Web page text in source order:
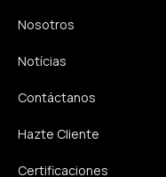
Nosotros
Notícias
Contáctanos
Hazte Cliente
Certificaciones